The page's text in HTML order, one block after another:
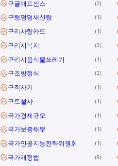
구글애드센스 2
구렁덩덩새신랑 1
구리사랑카드 1
구리시복지 2
구리시음식물쓰레기 1
구조방정식 2
구직사기 1
구토설사 1
국가경제규모 1
국가보증채무 1
국가인공지능전략위원회 1
국가재정법 8